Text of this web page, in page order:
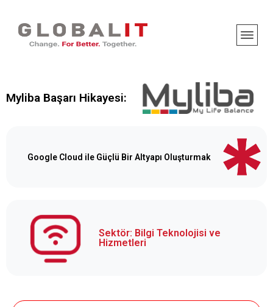
Myliba Başarı Hikayesi:
Google Cloud ile Güçlü Bir Altyapı Oluşturmak
Sektör: Bilgi Teknolojisi ve
Hizmetleri